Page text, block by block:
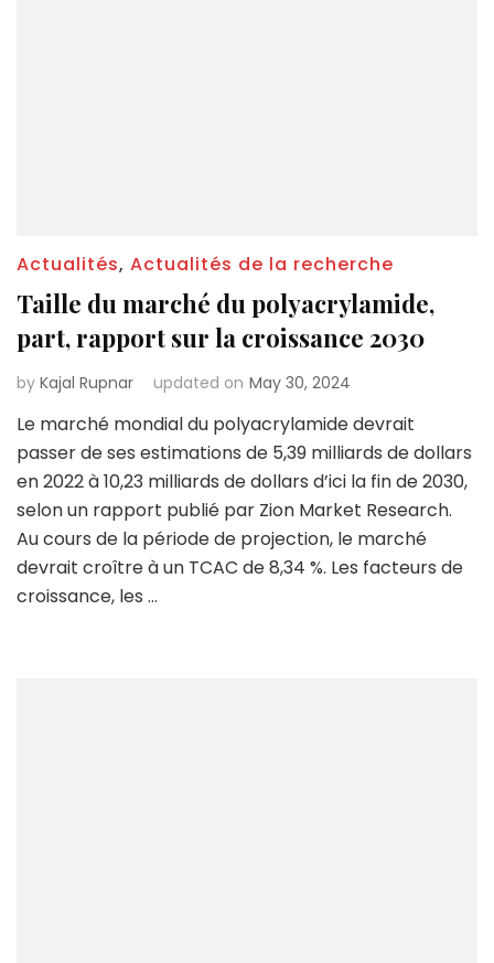
Actualités, Actualités de la recherche
Taille du marché du polyacrylamide,
part, rapport sur la croissance 2030
by Kajal Rupnar updated on May 30, 2024
Le marché mondial du polyacrylamide devrait
passer de ses estimations de 5,39 milliards de dollars
en 2022 à 10,23 milliards de dollars d’ici la fin de 2030,
selon un rapport publié par Zion Market Research.
Au cours de la période de projection, le marché
devrait croître à un TCAC de 8,34 %. Les facteurs de
croissance, les …